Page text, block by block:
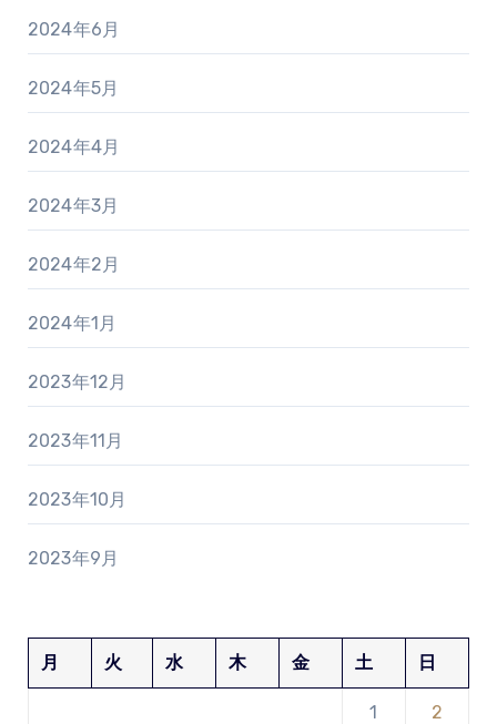
2024年6月
2024年5月
2024年4月
2024年3月
2024年2月
2024年1月
2023年12月
2023年11月
2023年10月
2023年9月
月 火 水 木 金 土 日
1 2